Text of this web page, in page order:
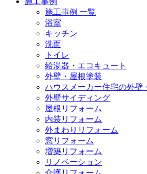
施工事例 一覧
浴室
キッチン
洗面
トイレ
給湯器・エコキュート
外壁・屋根塗装
ハウスメーカー住宅の外壁
外壁サイディング
屋根リフォーム
内装リフォーム
外まわりリフォーム
窓リフォーム
増築リフォーム
リノベーション